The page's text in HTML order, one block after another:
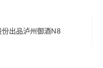
份出品泸州御酒N8